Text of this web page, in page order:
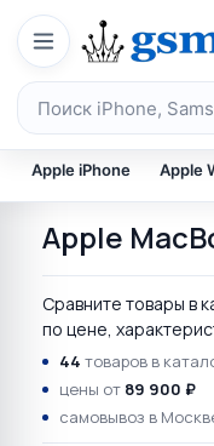
Перейти к
Поиск по каталогу
Apple iPhone Apple
Apple
Сравните товары в
по цене,
44 товаров в
цены от 89 900 ₽
самовывоз в